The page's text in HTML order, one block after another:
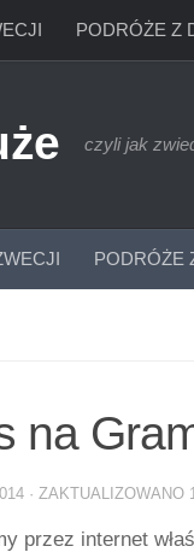
PODRÓŻE Z
czyli jak
PODRÓŻE
na
· ZAKTUALIZOWANO
przez internet